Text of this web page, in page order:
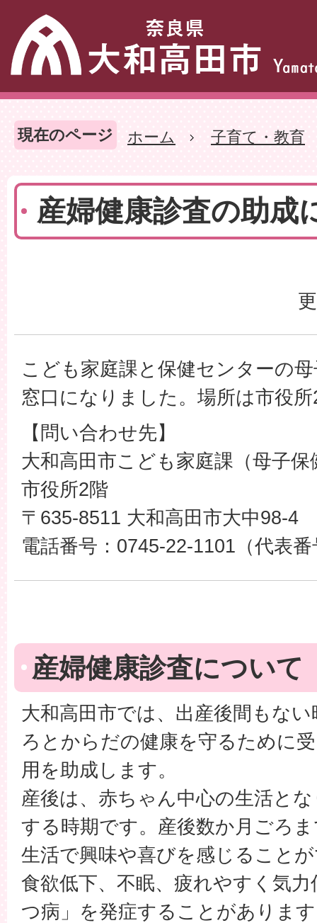
現在のページ ホーム 子育て・教育
産婦健康診査の助成
こども家庭課と保健センターの
窓口になりました。場所は市役
【問い合わせ先】
大和高田市こども家庭課（母子保
市役所2階
〒635-8511 大和高田市大中98-4
電話番号：0745-22-1101（代表番
産婦健康診査について
大和高田市では、出産後間もな
ろとからだの健康を守るために
用を助成します。
産後は、赤ちゃん中心の生活と
する時期です。産後数か月ごろ
生活で興味や喜びを感じること
食欲低下、不眠、疲れやすく気
つ病」を発症することがありま